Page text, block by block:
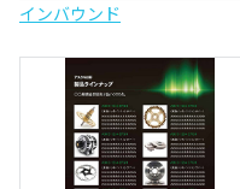
インバウンド